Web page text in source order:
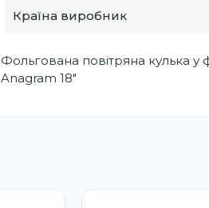
Країна виробник
Фольгована повітряна кулька
Anagram 18"